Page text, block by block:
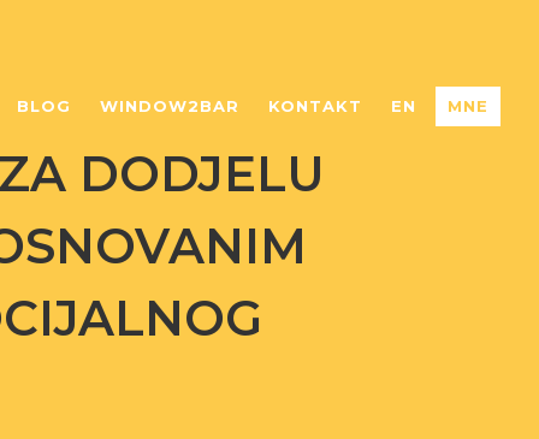
BLOG WINDOW2BAR KONTAKT EN MNE
DODJELU